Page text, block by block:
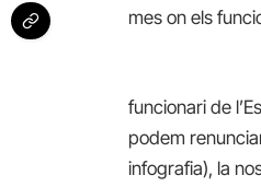
mes on els
funcionari de
podem
infografia), la